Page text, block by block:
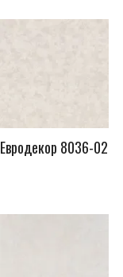
Евродекор 8036-02